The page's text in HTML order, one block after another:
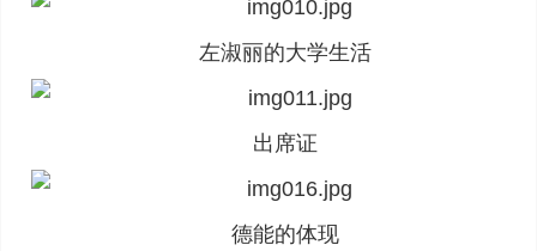
左淑丽的大学生活
出席证
德能的体现